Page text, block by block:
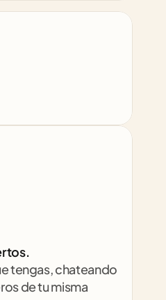
tengas, chateando
de tu misma